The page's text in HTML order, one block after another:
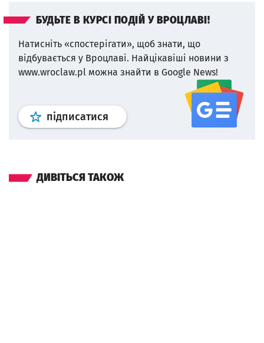
БУДЬТЕ В КУРСІ ПОДІЙ У ВРОЦЛАВІ!
Натисніть «спостерігати», щоб знати, що
відбувається у Вроцлаві. Найцікавіші новини з
www.wroclaw.pl можна знайти в Google News!
підписатися Профіль google news
ДИВІТЬСЯ ТАКОЖ